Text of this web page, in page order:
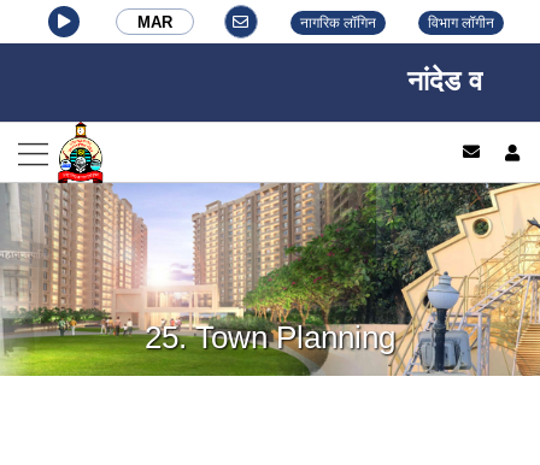
MAR नागरिक लॉगिन विभाग लॉगीन
नांदेड
25. Town Planning